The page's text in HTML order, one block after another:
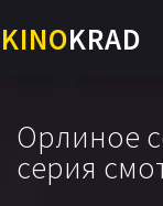
KINOKRAD
Орлиное
серия